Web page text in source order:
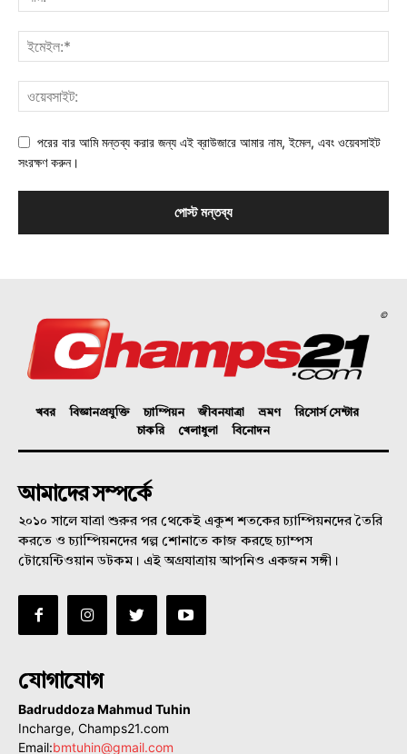
পরের বার আমি মন্তব্য করার জন্য এই ব্রাউজারে আমার নাম, ইমেল, এবং ওয়েবসাইট
সংরক্ষণ করুন।
©
খবর বিজ্ঞানপ্রযুক্তি চ্যাম্পিয়ন জীবনযাত্রা ভ্রমণ
রিসোর্স সেন্টার
চাকরি
খেলাধুলা বিনোদন
আমাদের সম্পর্কে
২০১০ সালে যাত্রা শুরুর পর থেকেই একুশ শতকের চ্যাম্পিয়নদের তৈরি
করতে ও চ্যাম্পিয়নদের গল্প শোনাতে কাজ করছে চ্যাম্পস
টোয়েন্টিওয়ান ডটকম। এই অগ্রযাত্রায় আপনিও একজন সঙ্গী।
যোগাযোগ
Badruddoza Mahmud Tuhin
Incharge, Champs21.com
Email:bmtuhin@gmail.com